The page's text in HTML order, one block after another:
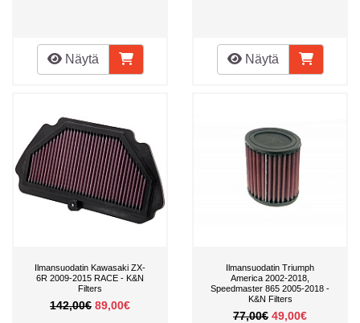
Näytä Näytä
Ilmansuodatin Kawasaki ZX-
6R 2009-2015 RACE - K&N
Filters
142,00€ 89,00€
Ilmansuodatin Triumph
America 2002-2018,
Speedmaster 865 2005-2018 -
K&N Filters
77,00€ 49,00€